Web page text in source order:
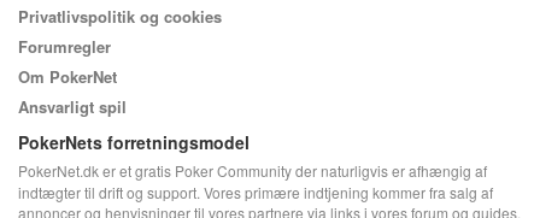
Privatlivspolitik og cookies
Forumregler
Om PokerNet
Ansvarligt spil
PokerNets forretningsmodel
PokerNet.dk er et gratis Poker Community der naturligvis er afhængig af
indtægter til drift og support. Vores primære indtjening kommer fra salg af
annoncer og henvisninger til vores partnere via links i vores forum og guides.